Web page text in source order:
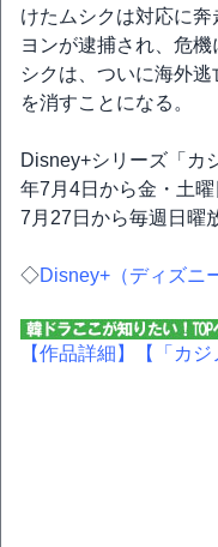
けたムシクは対応に奔
ヨンが逮捕され、危
シクは、ついに海外
を消すことになる。
Disney+シリーズ「カ
年7月4日から金・土
7月27日から毎週日曜
◇Disney+（ディズニ
【作品詳細】 【「カ